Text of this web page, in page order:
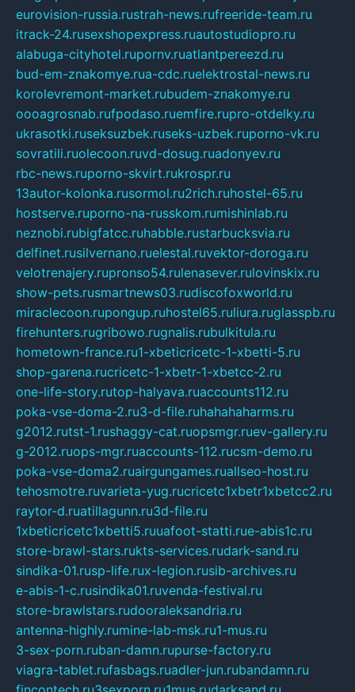
eurovision-russia.rustrah-news.rufreeride-team.ru
itrack-24.rusexshopexpress.ruautostudiopro.ru
alabuga-cityhotel.rupornv.ruatlantpereezd.ru
bud-em-znakomye.rua-cdc.ruelektrostal-news.ru
korolevremont-market.rubudem-znakomye.ru
oooagrosnab.rufpodaso.ruemfire.rupro-otdelky.ru
ukrasotki.ruseksuzbek.ruseks-uzbek.ruporno-vk.ru
sovratili.ruolecoon.ruvd-dosug.ruadonyev.ru
rbc-news.ruporno-skvirt.rukrospr.ru
13autor-kolonka.rusormol.ru2rich.ruhostel-65.ru
hostserve.ruporno-na-russkom.rumishinlab.ru
neznobi.rubigfatcc.ruhabble.rustarbucksvia.ru
delfinet.rusilvernano.ruelestal.ruvektor-doroga.ru
velotrenajery.rupronso54.rulenasever.rulovinskix.ru
show-pets.rusmartnews03.rudiscofoxworld.ru
miraclecoon.rupongup.ruhostel65.ruliura.ruglasspb.ru
firehunters.rugribowo.rugnalis.rubulkitula.ru
hometown-france.ru1-xbeticricetc-1-xbetti-5.ru
shop-garena.rucricetc-1-xbetr-1-xbetcc-2.ru
one-life-story.rutop-halyava.ruaccounts112.ru
poka-vse-doma-2.ru3-d-file.ruhahahaharms.ru
g2012.rutst-1.rushaggy-cat.ruopsmgr.ruev-gallery.ru
g-2012.ruops-mgr.ruaccounts-112.rucsm-demo.ru
poka-vse-doma2.ruairgungames.ruallseo-host.ru
tehosmotre.ruvarieta-yug.rucricetc1xbetr1xbetcc2.ru
raytor-d.ruatillagunn.ru3d-file.ru
1xbeticricetc1xbetti5.ruuafoot-statti.rue-abis1c.ru
store-brawl-stars.rukts-services.rudark-sand.ru
sindika-01.rusp-life.rux-legion.rusib-archives.ru
e-abis-1-c.rusindika01.ruvenda-festival.ru
store-brawlstars.rudooraleksandria.ru
antenna-highly.rumine-lab-msk.ru1-mus.ru
3-sex-porn.ruban-damn.rupurse-factory.ru
viagra-tablet.rufasbags.ruadler-jun.rubandamn.ru